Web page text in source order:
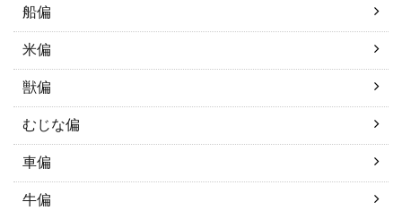
船偏
米偏
獣偏
むじな偏
車偏
牛偏